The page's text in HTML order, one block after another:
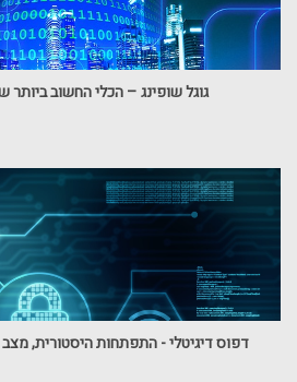
גוגל שופינג – הכלי החשוב ביותר
דפוס דיגיטלי - התפתחות היסטורית,